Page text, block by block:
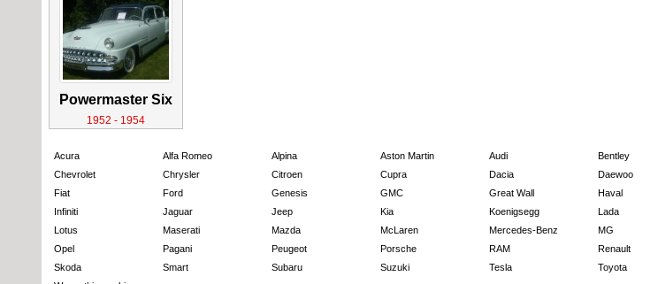
Powermaster Six
1952 - 1954
Acura Alfa Romeo Alpina Aston Martin Audi Bentley
Chevrolet
Chrysler Citroen Cupra Dacia Daewoo
Fiat
Ford Genesis GMC Great Wall Haval
Infiniti
Jaguar Jeep Kia Koenigsegg Lada
Lotus
Maserati Mazda McLaren Mercedes-Benz MG
Opel
Pagani Peugeot Porsche RAM Renault
Skoda
Smart Subaru Suzuki Tesla Toyota